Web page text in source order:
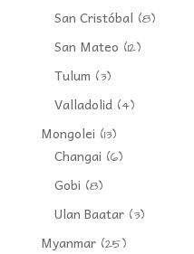
San Cristóbal (8)
San Mateo (12)
Tulum (3)
Valladolid(4)
Mongolei (13)
Changai (6)
Gobi (8)
Ulan Baatar(3)
Myanmar(25)